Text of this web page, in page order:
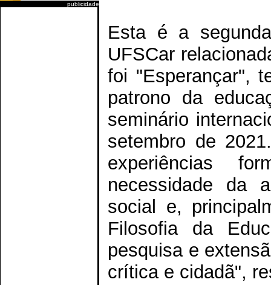
publicidade
Esta é a
UFSCar
foi "Esperançar",
patrono da
seminário
setembro de
experiências
necessidade da
social e,
Filosofia da
pesquisa e
crítica e cidadã",